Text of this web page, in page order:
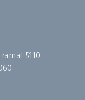
5110